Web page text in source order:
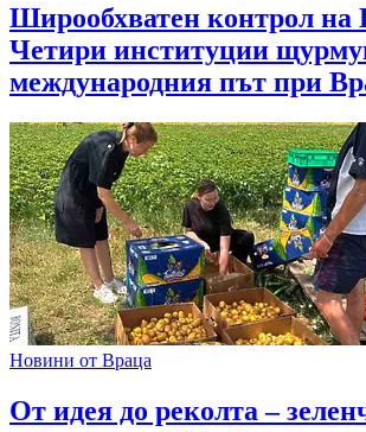
Широобхватен контрол на
Четири институции
международния път при
Новини от Враца
От идея до реколта –